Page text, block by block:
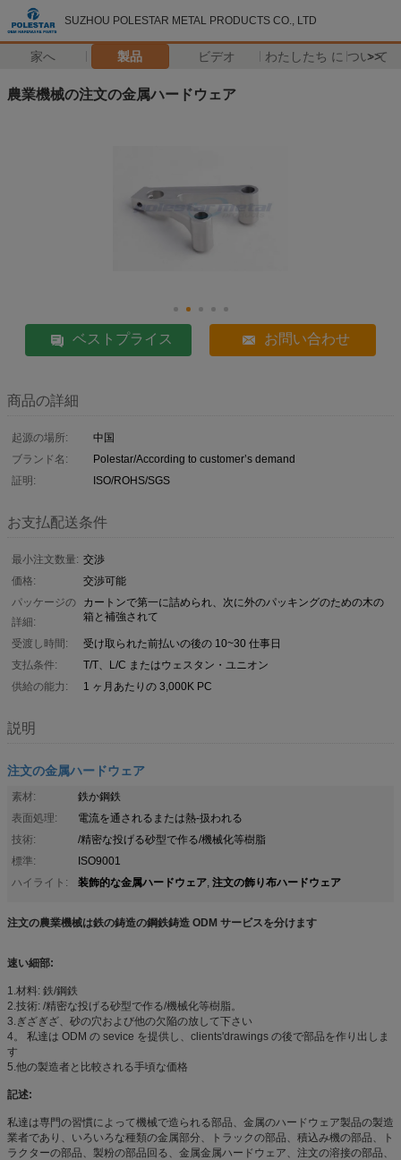
SUZHOU POLESTAR METAL PRODUCTS CO., LTD
家へ 製品 ビデオ わたしたち に つい て
>>
農業機械の注文の金属ハードウェア
ベストプライス お問い合わせ
商品の詳細
起源の場所:
中国
ブランド名:
Polestar/According to customer’s demand
証明:
ISO/ROHS/SGS
お支払配送条件
最小注文数量: 交渉
価格:
交渉可能
パッケージの
詳細:
カートンで第一に詰められ、次に外のパッキングのための木の
箱と補強されて
受渡し時間:
受け取られた前払いの後の 10~30 仕事日
支払条件:
T/T、L/C またはウェスタン・ユニオン
供給の能力:
1 ヶ月あたりの 3,000K PC
説明
注文の金属ハードウェア
素材:
鉄か鋼鉄
表面処理:
電流を通されるまたは熱-扱われる
技術:
/精密な投げる砂型で作る/機械化等樹脂
標準:
ISO9001
ハイライト:
装飾的な金属ハードウェア, 注文の飾り布ハードウェア
注文の農業機械は鉄の鋳造の鋼鉄鋳造 ODM サービスを分けます
速い細部:
1.材料: 鉄/鋼鉄
2.技術: /精密な投げる砂型で作る/機械化等樹脂。
3.ぎざぎざ、砂の穴および他の欠陥の放して下さい
4。 私達は ODM の sevice を提供し、clients'drawings の後で部品を作り出しま
す
5.他の製造者と比較される手頃な価格
記述:
私達は専門の習慣によって機械で造られる部品、金属のハードウェア製品の製造
業者であり、いろいろな種類の金属部分、トラックの部品、積込み機の部品、ト
ラクターの部品、製粉の部品回る、金属金属ハードウェア、注文の溶接の部品、